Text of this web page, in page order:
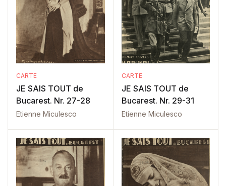
CARTE
JE SAIS TOUT de
Bucarest. Nr. 27-28
Etienne Miculesco
CARTE
JE SAIS TOUT de
Bucarest. Nr. 29-31
Etienne Miculesco